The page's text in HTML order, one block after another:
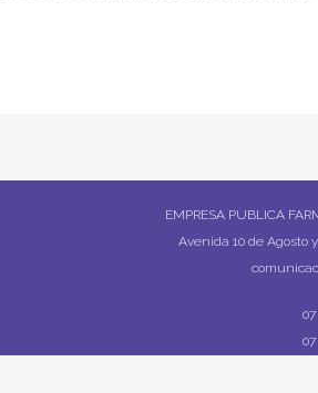
EMPRESA PUBLICA
Avenida 10 de Agosto